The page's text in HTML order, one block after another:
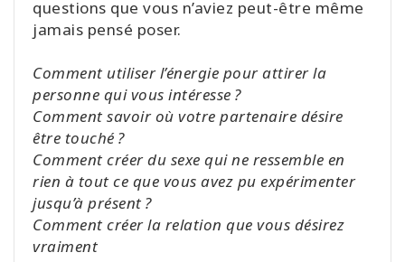
questions que vous n’aviez peut-être même
jamais pensé poser.
Comment utiliser l’énergie pour attirer la
personne qui vous intéresse ?
Comment savoir où votre partenaire désire
être touché ?
Comment créer du sexe qui ne ressemble en
rien à tout ce que vous avez pu expérimenter
jusqu’à présent ?
Comment créer la relation que vous désirez
vraiment